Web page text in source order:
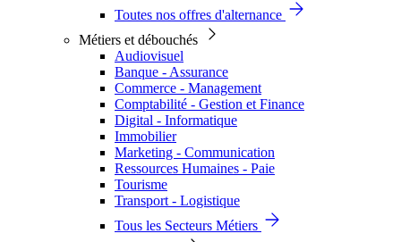
Toutes nos offres d'alternance
Métiers et débouchés
Audiovisuel
Banque - Assurance
Commerce - Management
Comptabilité - Gestion et Finance
Digital - Informatique
Immobilier
Marketing - Communication
Ressources Humaines - Paie
Tourisme
Transport - Logistique
Tous les Secteurs Métiers